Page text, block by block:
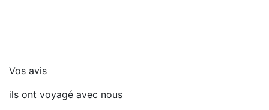
Vos avis
ils ont voyagé avec nous